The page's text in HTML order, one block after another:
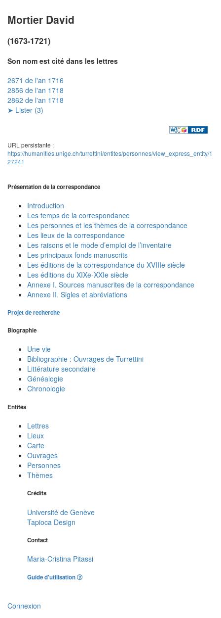
Mortier David
(1673-1721)
Son nom est cité dans les lettres
2671 de l'an 1716
2856 de l'an 1718
2862 de l'an 1718
➤ Lister (3)
URL persistante :
https://humanities.unige.ch/turrettini/entites/personnes/view_express_entity/1
27241
Présentation de la correspondance
Introduction
Les temps de la correspondance
Les personnes et les thèmes de la correspondance
Les lieux de la correspondance
Les raisons et le mode d’emploi de l’inventaire
Les principaux fonds manuscrits
Les éditions de la correspondance du XVIIIe siècle
Les éditions du XIXe-XXIe siècle
Annexe I. Sources manuscrites de la correspondance
Annexe II. Sigles et abréviations
Projet de recherche
Biographie
Une vie
Bibliographie : Ouvrages de Turrettini
Littérature secondaire
Généalogie
Chronologie
Entités
Lettres
Lieux
Carte
Ouvrages
Personnes
Thèmes
Crédits
Université de Genève
Tapioca Design
Contact
Maria-Cristina Pitassi
Guide d'utilisation
Connexion